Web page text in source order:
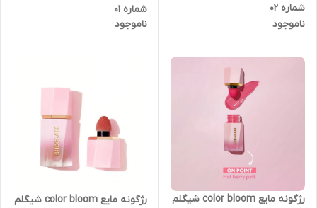
شماره ۰۲
ناموجود
شماره ۰۱
ناموجود
رژگونه مایع color bloom شیگلم
رژگونه مایع color bloom شیگلم